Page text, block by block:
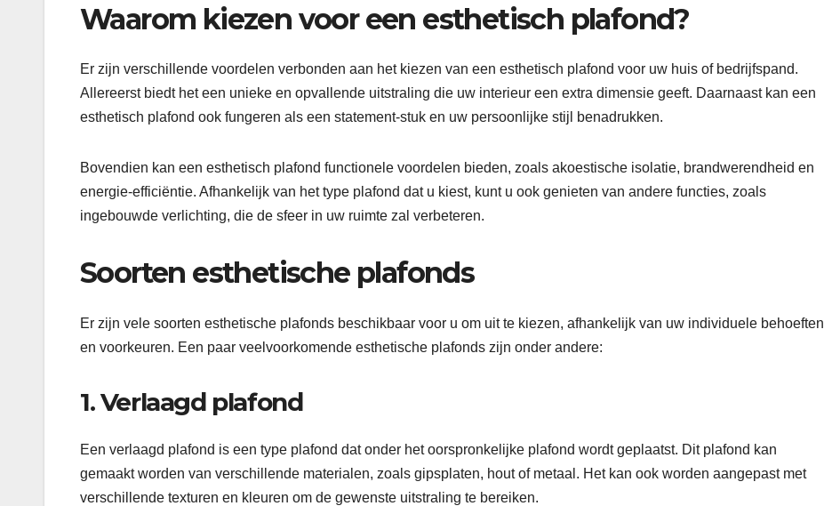
Waarom kiezen voor een esthetisch plafond?
Er zijn verschillende voordelen verbonden aan het kiezen van een esthetisch plafond voor uw huis of bedrijfspand.
Allereerst biedt het een unieke en opvallende uitstraling die uw interieur een extra dimensie geeft. Daarnaast kan een
esthetisch plafond ook fungeren als een statement-stuk en uw persoonlijke stijl benadrukken.
Bovendien kan een esthetisch plafond functionele voordelen bieden, zoals akoestische isolatie, brandwerendheid en
energie-efficiëntie. Afhankelijk van het type plafond dat u kiest, kunt u ook genieten van andere functies, zoals
ingebouwde verlichting, die de sfeer in uw ruimte zal verbeteren.
Soorten esthetische plafonds
Er zijn vele soorten esthetische plafonds beschikbaar voor u om uit te kiezen, afhankelijk van uw individuele behoeften
en voorkeuren. Een paar veelvoorkomende esthetische plafonds zijn onder andere:
1. Verlaagd plafond
Een verlaagd plafond is een type plafond dat onder het oorspronkelijke plafond wordt geplaatst. Dit plafond kan
gemaakt worden van verschillende materialen, zoals gipsplaten, hout of metaal. Het kan ook worden aangepast met
verschillende texturen en kleuren om de gewenste uitstraling te bereiken.